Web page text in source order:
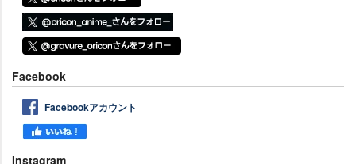
Facebook
Facebookアカウント
Instagram